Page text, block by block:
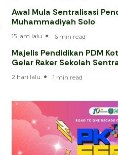
Awal Mula Sentralisasi
Muhammadiyah Solo
15 jam lalu 6 min read
Majelis Pendidikan PDM
Gelar Raker Sekolah
2 hari lalu 1 min read